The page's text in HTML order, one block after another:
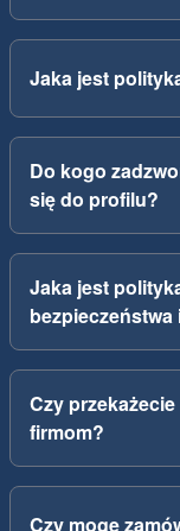
Jaka jest
Do kogo
się do profilu?
Jaka jest
Czy
firmom?
Czy mogę